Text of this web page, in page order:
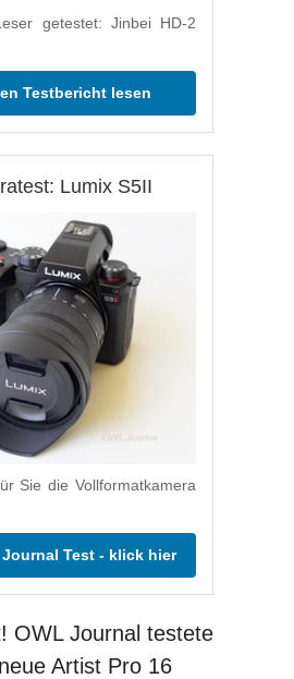
getestet: Jinbei HD-2
Testbericht lesen
Lumix S5II
Sie die Vollformatkamera
Journal Test - klick hier
OWL Journal testete
Artist Pro 16